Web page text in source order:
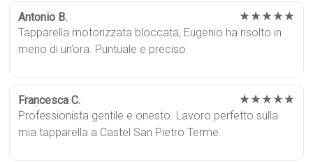
Antonio B. ★★★★★
Tapparella motorizzata bloccata, Eugenio ha risolto in
meno di un’ora. Puntuale e preciso.
Francesca C. ★★★★★
Professionista gentile e onesto. Lavoro perfetto sulla
mia tapparella a Castel San Pietro Terme.